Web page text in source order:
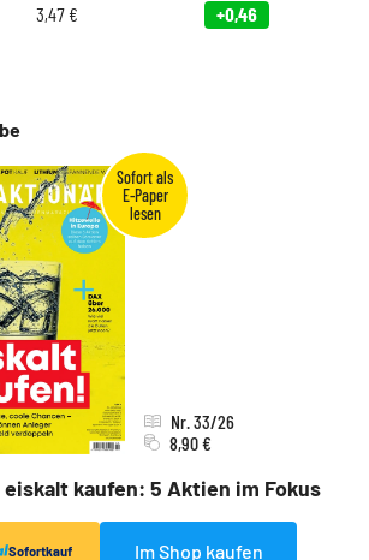
3,47€ +0,46
eiskalt kaufen: 5 Aktien im Fokus
Nr. 33/26
8,90 €
Sofortkauf Im Shop kaufen